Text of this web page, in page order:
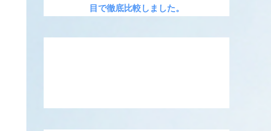
目で徹底比較しました。